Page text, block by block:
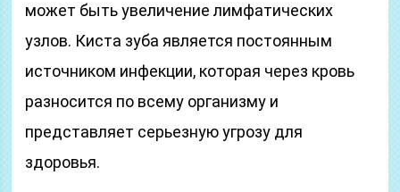
может быть увеличение лимфатических
узлов. Киста зуба является постоянным
источником инфекции, которая через кровь
разносится по всему организму и
представляет серьезную угрозу для
здоровья.